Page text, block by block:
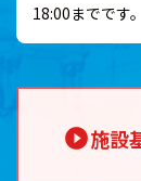
18:00までです。
施設